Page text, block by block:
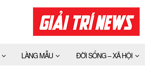
LÀNG MẪU ĐỜI SỐNG – XÃ HỘI